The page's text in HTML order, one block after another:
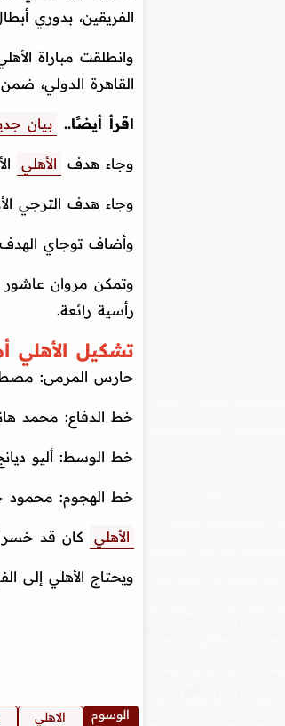
الفريقين، بدوري
وانطلقت مباراة
القاهرة الدولي،
اقرأ أيضًا.. بيان
وجاء هدف الأهلي
وجاء هدف الترجي الأول أمام
وأضاف توجاي الهدف
رأسية رائعة.
تشكيل الأهلي
حارس المرمى:
خط الدفاع: محمد
خط الوسط: أليو
خط الهجوم: محمود
الأهلي كان قد خسر
ويحتاج الأهلي إلى
الوسوم الاهلي